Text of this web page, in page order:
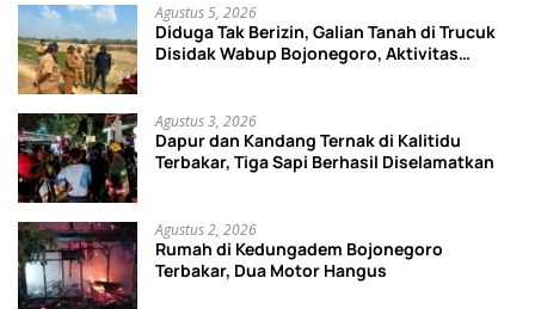
Agustus 5, 2026
Diduga Tak Berizin, Galian Tanah di Trucuk
Disidak Wabup Bojonegoro, Aktivitas
Agustus 3, 2026
Dapur dan Kandang Ternak di Kalitidu
Terbakar, Tiga Sapi Berhasil Diselamatkan
Agustus 2, 2026
Rumah di Kedungadem Bojonegoro
Terbakar, Dua Motor Hangus